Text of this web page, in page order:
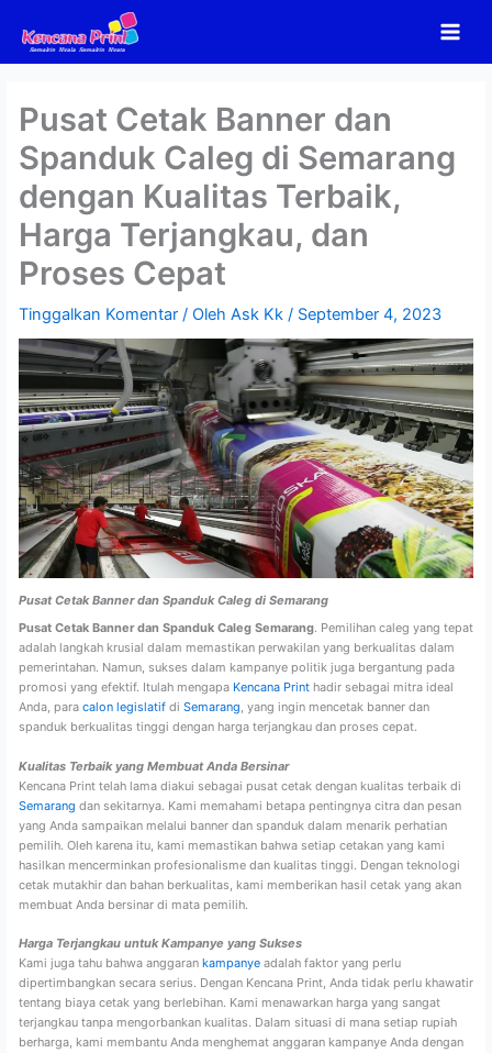
konten
Pusat Cetak Banner dan
Spanduk Caleg di Semarang
dengan Kualitas Terbaik,
Harga Terjangkau, dan
Proses Cepat
Tinggalkan Komentar / Oleh Ask Kk / September 4, 2023
Pusat Cetak Banner dan Spanduk Caleg di Semarang
Pusat Cetak Banner dan Spanduk Caleg Semarang. Pemilihan caleg yang tepat
adalah langkah krusial dalam memastikan perwakilan yang berkualitas dalam
pemerintahan. Namun, sukses dalam kampanye politik juga bergantung pada
promosi yang efektif. Itulah mengapa Kencana Printhadir sebagai mitra ideal
Anda, para calon legislatifdi Semarang, yang ingin mencetak banner dan
spanduk berkualitas tinggi dengan harga terjangkau dan proses cepat.
Kualitas Terbaik yang Membuat Anda Bersinar
Kencana Print telah lama diakui sebagai pusat cetak dengan kualitas terbaik di
Semarang dan sekitarnya. Kami memahami betapa pentingnya citra dan pesan
yang Anda sampaikan melalui banner dan spanduk dalam menarik perhatian
pemilih. Oleh karena itu, kami memastikan bahwa setiap cetakan yang kami
hasilkan mencerminkan profesionalisme dan kualitas tinggi. Dengan teknologi
cetak mutakhir dan bahan berkualitas, kami memberikan hasil cetak yang akan
membuat Anda bersinar di mata pemilih.
Harga Terjangkau untuk Kampanye yang Sukses
Kami juga tahu bahwa anggaran kampanyeadalah faktor yang perlu
dipertimbangkan secara serius. Dengan Kencana Print, Anda tidak perlu khawatir
tentang biaya cetak yang berlebihan. Kami menawarkan harga yang sangat
terjangkau tanpa mengorbankan kualitas. Dalam situasi di mana setiap rupiah
berharga, kami membantu Anda menghemat anggaran kampanye Anda dengan